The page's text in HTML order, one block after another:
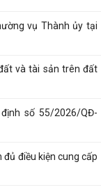
số 295/2026/NĐ-
Văn phòng Chính
của Chính phủ quy
tại Thông báo số 64-